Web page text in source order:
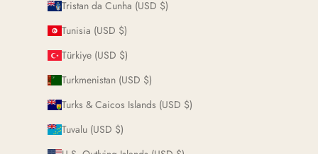
Tristan da Cunha (USD $)
Tunisia (USD $)
Türkiye (USD $)
Turkmenistan (USD $)
Turks & Caicos Islands (USD $)
Tuvalu (USD $)